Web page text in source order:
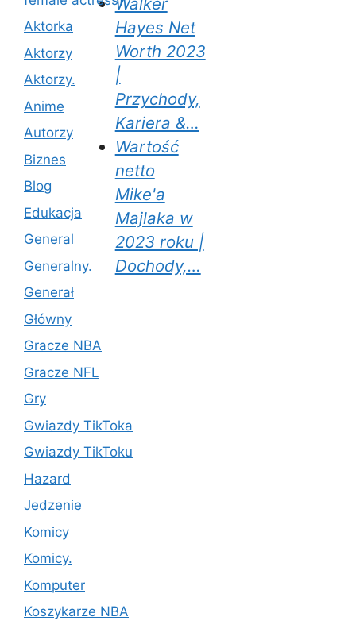
Hayes Net
Worth 2023
|
Przychody,
Kariera &…
Wartość
netto
Mike'a
Majlaka w
2023 roku |
Dochody,…
Aktorka
Aktorzy
Aktorzy.
Anime
Autorzy
Biznes
Blog
Edukacja
General
Generalny.
Generał
Główny
Gracze NBA
Gracze NFL
Gry
Gwiazdy TikToka
Gwiazdy TikToku
Hazard
Jedzenie
Komicy
Komicy.
Komputer
Koszykarze NBA